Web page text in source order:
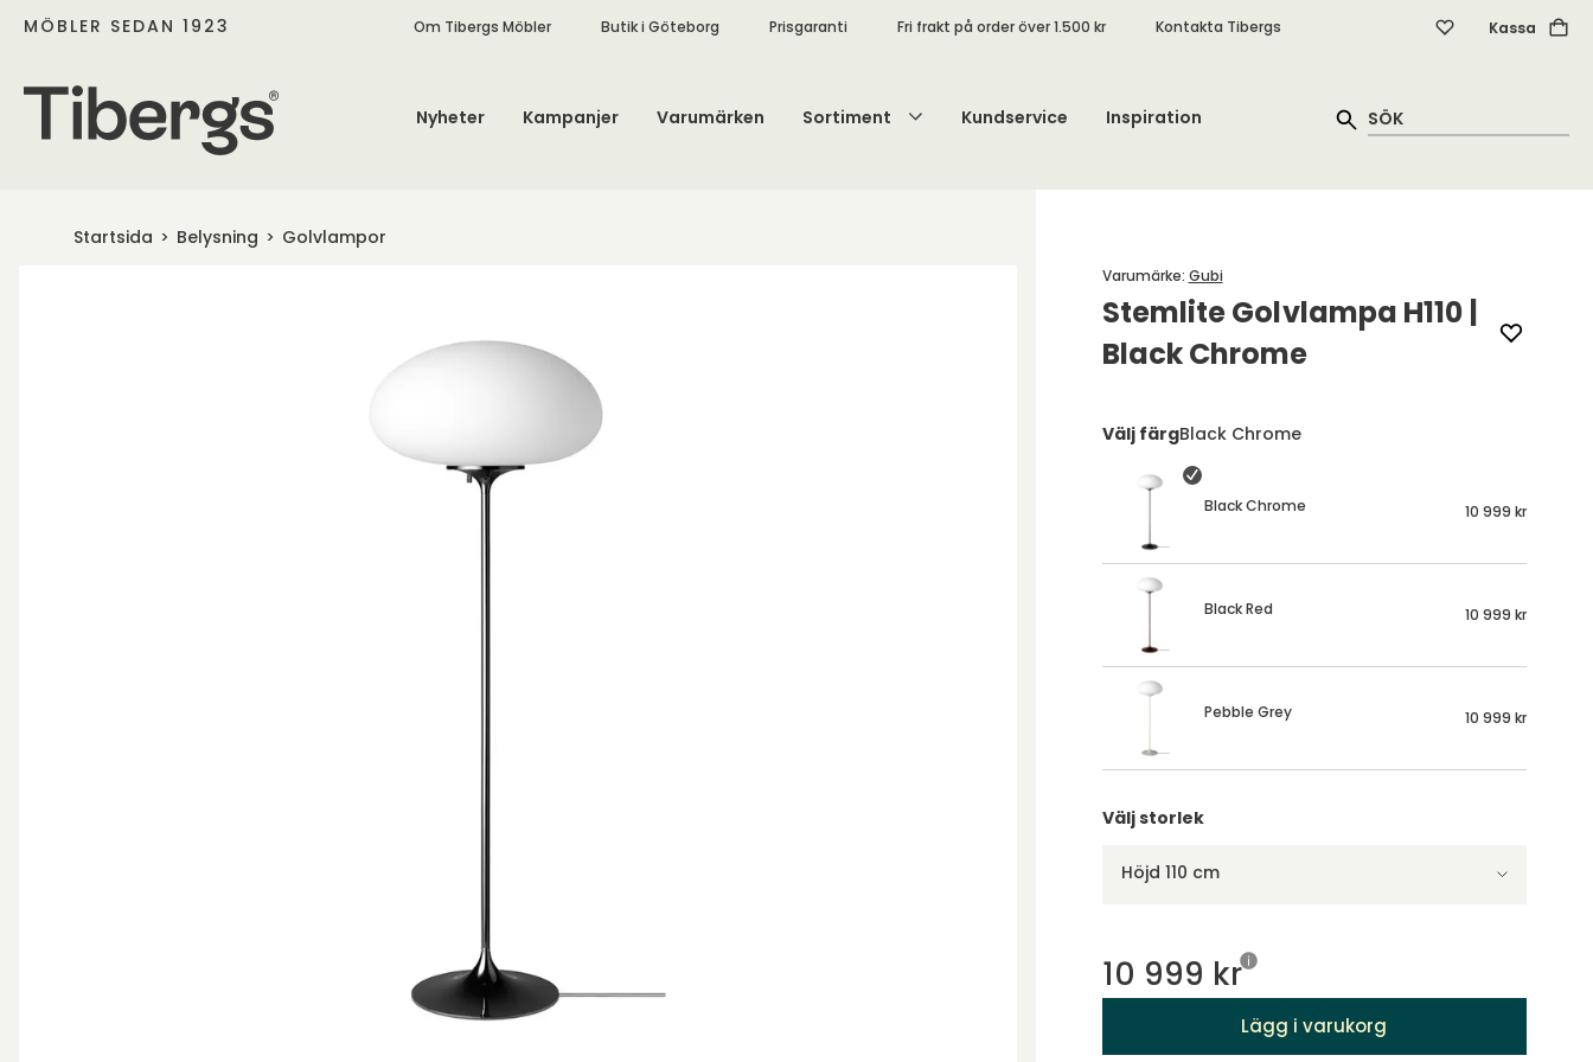
MÖBLER SEDAN 1923 Om Tibergs Möbler Butik i Göteborg Prisgaranti Fri frakt på order över 1.500 kr Kontakta Tibergs Kassa
Nyheter Kampanjer Varumärken Sortiment Kundservice Inspiration
Startsida Belysning Golvlampor
Stemlite Golvlampa H110 |
Black Chrome
Varumärke: Gubi
Välj färgBlack Chrome
Black Chrome 10 999 kr
Black Red 10 999 kr
Pebble Grey 10 999 kr
Välj storlek
Höjd 110 cm
10 999 kr
Lägg i varukorg